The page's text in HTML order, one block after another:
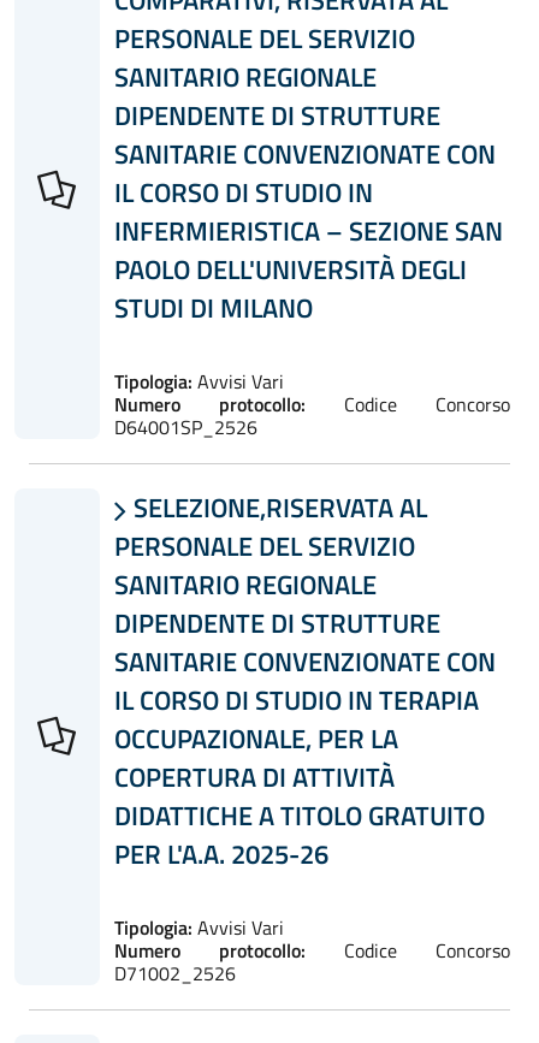
PERSONALE DEL SERVIZIO
SANITARIO REGIONALE
DIPENDENTE DI STRUTTURE
SANITARIE CONVENZIONATE CON
IL CORSO DI STUDIO IN
INFERMIERISTICA – SEZIONE SAN
PAOLO DELL'UNIVERSITÀ DEGLI
STUDI DI MILANO
Tipologia: Avvisi Vari
Numero protocollo: Codice Concorso
D64001SP_2526
 SELEZIONE,RISERVATA AL
PERSONALE DEL SERVIZIO
SANITARIO REGIONALE
DIPENDENTE DI STRUTTURE
SANITARIE CONVENZIONATE CON
IL CORSO DI STUDIO IN TERAPIA
OCCUPAZIONALE, PER LA
COPERTURA DI ATTIVITÀ
DIDATTICHE A TITOLO GRATUITO
PER L'A.A. 2025-26
Tipologia: Avvisi Vari
Numero protocollo: Codice Concorso
D71002_2526